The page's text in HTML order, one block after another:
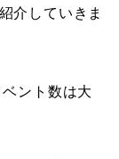
介していきま
ント数は大